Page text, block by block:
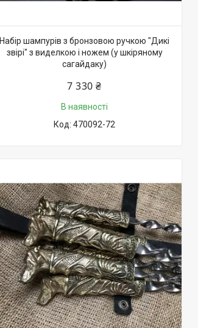
Набір шампурів з бронзовою ручкою "Дикі
звірі" з виделкою і ножем (у шкіряному
сагайдаку)
7 330 ₴
В наявності
470092-72